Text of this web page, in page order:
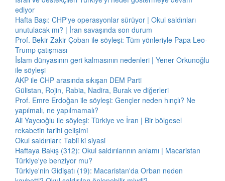
ediyor
Hafta Başı: CHP'ye operasyonlar sürüyor | Okul saldırıları
unutulacak mı? | İran savaşında son durum
Prof. Bekir Zakir Çoban ile söyleşi: Tüm yönleriyle Papa Leo-
Trump çatışması
İslam dünyasının geri kalmasının nedenleri | Yener Orkunoğlu
ile söyleşi
AKP ile CHP arasında sıkışan DEM Parti
Gülistan, Rojin, Rabia, Nadira, Burak ve diğerleri
Prof. Emre Erdoğan ile söyleşi: Gençler neden hınçlı? Ne
yapılmalı, ne yapılmamalı?
Ali Yaycıoğlu ile söyleşi: Türkiye ve İran | Bir bölgesel
rekabetin tarihi gelişimi
Okul saldırıları: Tabii ki siyasi
Haftaya Bakış (312): Okul saldırılarının anlamı | Macaristan
Türkiye'ye benziyor mu?
Türkiye'nin Gidişatı (19): Macaristan'da Orban neden